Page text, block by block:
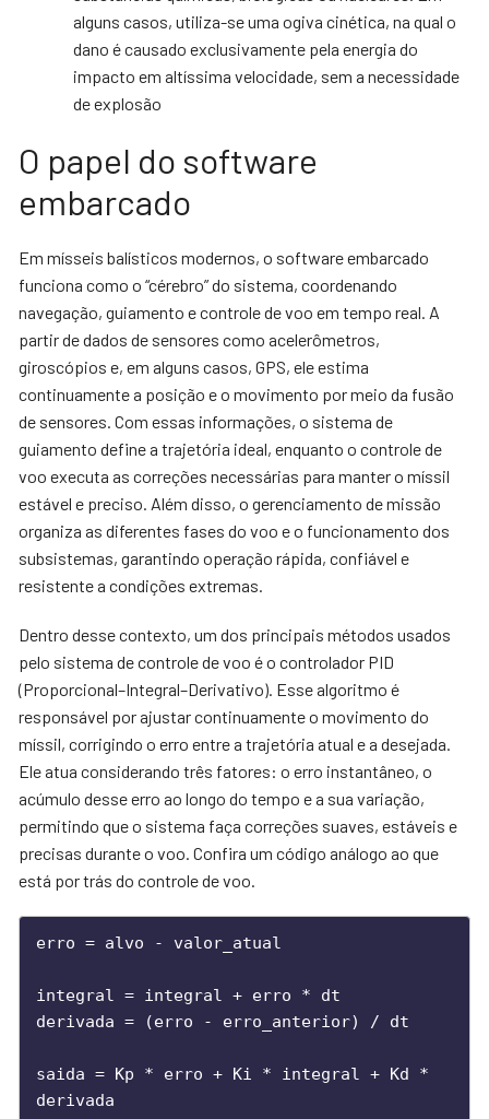
alguns casos, utiliza-se uma ogiva cinética, na qual o
dano é causado exclusivamente pela energia do
impacto em altíssima velocidade, sem a necessidade
de explosão
O papel do software
embarcado
Em mísseis balísticos modernos, o software embarcado
funciona como o “cérebro” do sistema, coordenando
navegação, guiamento e controle de voo em tempo real. A
partir de dados de sensores como acelerômetros,
giroscópios e, em alguns casos, GPS, ele estima
continuamente a posição e o movimento por meio da fusão
de sensores. Com essas informações, o sistema de
guiamento define a trajetória ideal, enquanto o controle de
voo executa as correções necessárias para manter o míssil
estável e preciso. Além disso, o gerenciamento de missão
organiza as diferentes fases do voo e o funcionamento dos
subsistemas, garantindo operação rápida, confiável e
resistente a condições extremas.
Dentro desse contexto, um dos principais métodos usados
pelo sistema de controle de voo é o controlador PID
(Proporcional–Integral–Derivativo). Esse algoritmo é
responsável por ajustar continuamente o movimento do
míssil, corrigindo o erro entre a trajetória atual e a desejada.
Ele atua considerando três fatores: o erro instantâneo, o
acúmulo desse erro ao longo do tempo e a sua variação,
permitindo que o sistema faça correções suaves, estáveis e
precisas durante o voo. Confira um código análogo ao que
está por trás do controle de voo.
erro = alvo - valor_atual
integral = integral + erro * dt
derivada = (erro - erro_anterior) / dt
saida = Kp * erro + Ki * integral + Kd *
derivada